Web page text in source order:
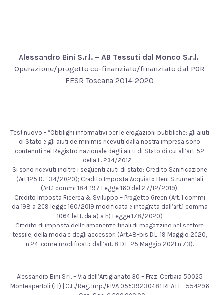
Alessandro Bini S.r.l. – AB Tessuti dal Mondo S.r.l.
Operazione/progetto co-finanziato/finanziato dal POR
FESR Toscana 2014-2020
Test nuovo – “Obblighi informativi per le erogazioni pubbliche: gli aiuti
di Stato e gli aiuti de minimis ricevuti dalla nostra impresa sono
contenuti nel Registro nazionale degli aiuti di Stato di cui all’art. 52
della L. 234/2012” .
Si sono ricevuti inoltre i seguenti aiuti di stato: Credito Sanificazione
(Art.125 D.L. 34/2020); Credito Imposta Acquisto Beni Strumentali
(Art.1 commi 184-197 Legge 160 del 27/12/2019);
Credito Imposta Ricerca & Sviluppo – Progetto Green (Art. 1 commi
da 198 a 209 legge 160/2019 modificata e integrata dall’art.1 comma
1064 lett. da a) a h) Legge 178/2020)
Credito di imposta delle rimanenze finali di magazzino nel settore
tessile, della moda e degli accessori (Art.48-bis D.L. 19 Maggio 2020,
n.24, come modificato dall’art. 8 D.L. 25 Maggio 2021 n.73).
Alessandro Bini S.r.l. – Via dell’Artigianato 30 – Fraz. Cerbaia 50025
Montespertoli (FI) | C.F./Reg. Imp./P.IVA 05539230481 REA FI – 554296